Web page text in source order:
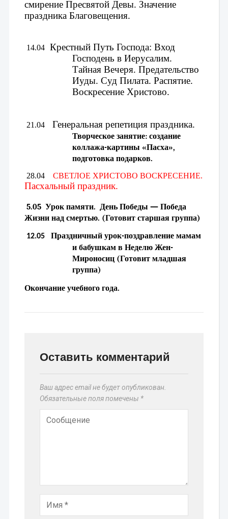
смирение Пресвятой Девы. Значение
праздника Благовещения.
14.04 Крестный Путь Господа: Вход
Господень в Иерусалим.
Тайная Вечеря. Предательство
Воскресение Христово.
21.04 Генеральная репетиция праздника.
Творческое занятие: создание
коллажа-картины «Пасха»,
подготовка подарков.
28.04
Пасхальный праздник.
5.05 Урок памяти.  День Победы — Победа
Жизни над смертью. (Готовит старшая группа)
12.05
Праздничный урок-поздравление мамам
и бабушкам в Неделю Жен-
Мироносиц (Готовит младшая
группа)
Окончание учебного года.
Оставить комментарий
Ваш адрес email не будет опубликован.
Обязательные поля помечены *